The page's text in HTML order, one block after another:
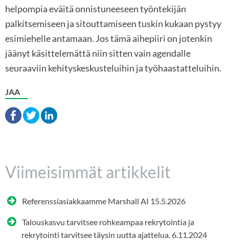
helpompia eväitä onnistuneeseen työntekijän
palkitsemiseen ja sitouttamiseen tuskin kukaan pystyy
esimiehelle antamaan. Jos tämä aihepiiri on jotenkin
jäänyt käsittelemättä niin sitten vain agendalle
seuraaviin kehityskeskusteluihin ja työhaastatteluihin.
JAA
Viimeisimmät artikkelit
Referenssiasiakkaamme Marshall AI 15.5.2026
Talouskasvu tarvitsee rohkeampaa rekrytointia ja
rekrytointi tarvitsee täysin uutta ajattelua. 6.11.2024